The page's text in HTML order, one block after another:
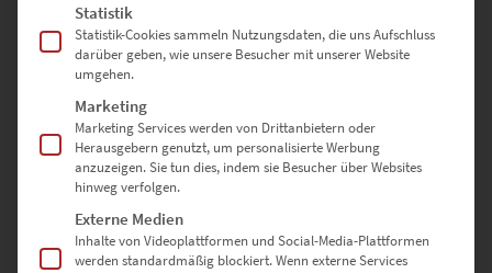
Dieses Produkt weist mehrere Varianten auf. Die Optionen können auf der Produktseite gewählt werden
Statistik
Statistik-Cookies sammeln Nutzungsdaten, die uns Aufschluss
darüber geben, wie unsere Besucher mit unserer Website
umgehen.
Marketing
Marketing Services werden von Drittanbietern oder
Herausgebern genutzt, um personalisierte Werbung
anzuzeigen. Sie tun dies, indem sie Besucher über Websites
hinweg verfolgen.
Externe Medien
Inhalte von Videoplattformen und Social-Media-Plattformen
werden standardmäßig blockiert. Wenn externe Services